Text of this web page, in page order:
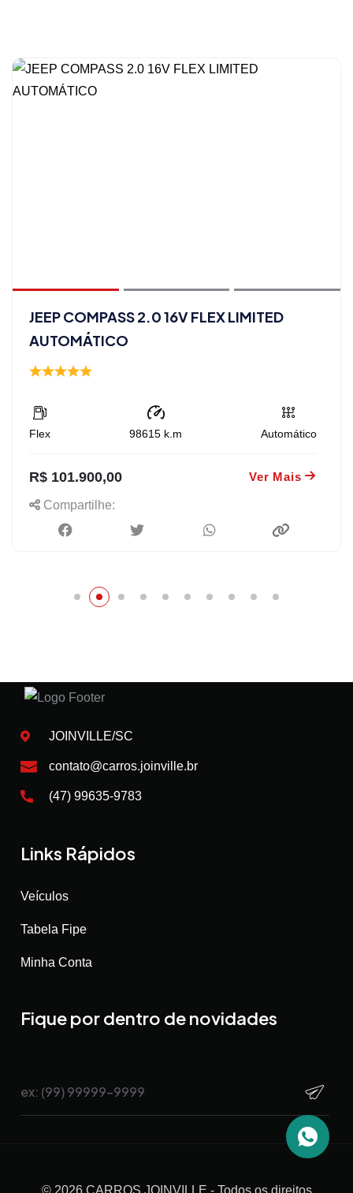
JEEP COMPASS 2.0 16V FLEX LIMITED
AUTOMÁTICO
Flex 98615 k.m Automático
R$ 101.900,00 Ver Mais
Compartilhe:
JOINVILLE/SC
contato@carros.joinville.br
(47) 99635-9783
Links Rápidos
Veículos
Tabela Fipe
Minha Conta
Fique por dentro de novidades
© 2026 CARROS JOINVILLE - Todos os direitos